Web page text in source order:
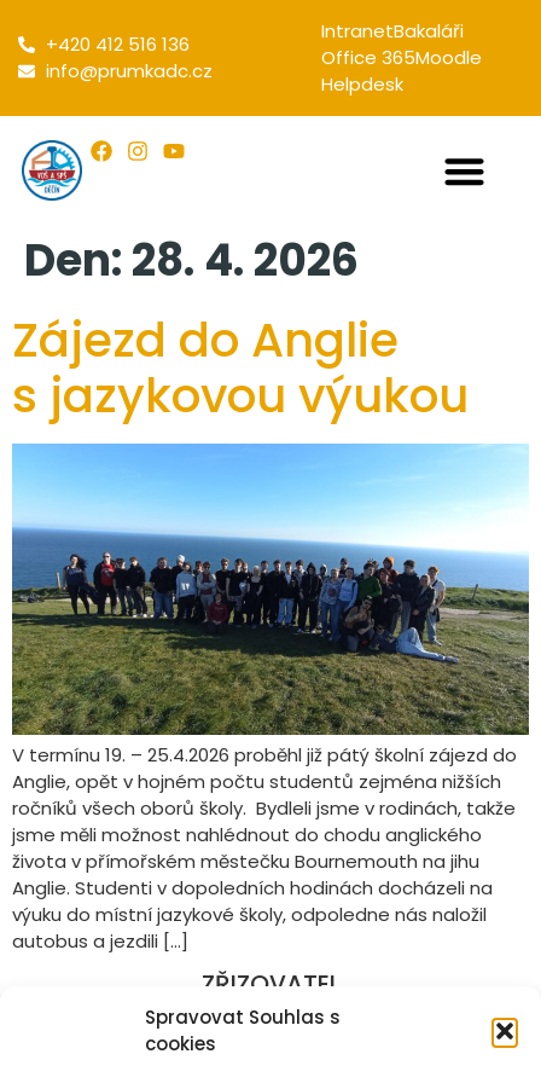
Spravovat Souhlas s
cookies
+420 412 516 136
info@prumkadc.cz
IntranetBakaláři
Office 365Moodle
Helpdesk
Den:28. 4. 2026
Zájezd do Anglie
s jazykovou výukou
V termínu 19. – 25.4.2026 proběhl již pátý školní zájezd do
Anglie, opět v hojném počtu studentů zejména nižších
ročníků všech oborů školy. Bydleli jsme v rodinách, takže
jsme měli možnost nahlédnout do chodu anglického
života v přímořském městečku Bournemouth na jihu
Anglie. Studenti v dopoledních hodinách docházeli na
výuku do místní jazykové školy, odpoledne nás naložil
autobus a jezdili […]
ZŘIZOVATEL